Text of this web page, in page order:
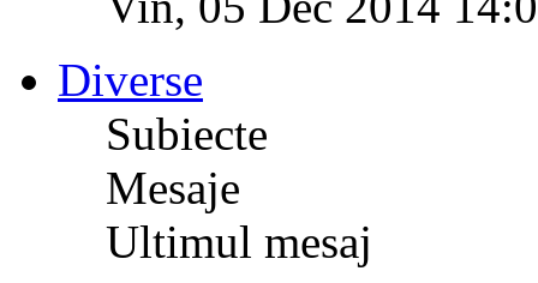
Diverse
Subiecte
Mesaje
Ultimul mesaj